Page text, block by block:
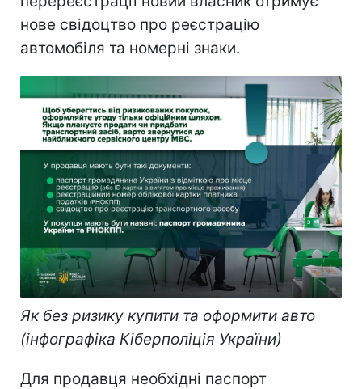
нове свідоцтво про реєстрацію
автомобіля та номерні знаки.
Як без ризику купити та оформити авто
(інфографіка Кіберполіція України)
Для продавця необхідні паспорт